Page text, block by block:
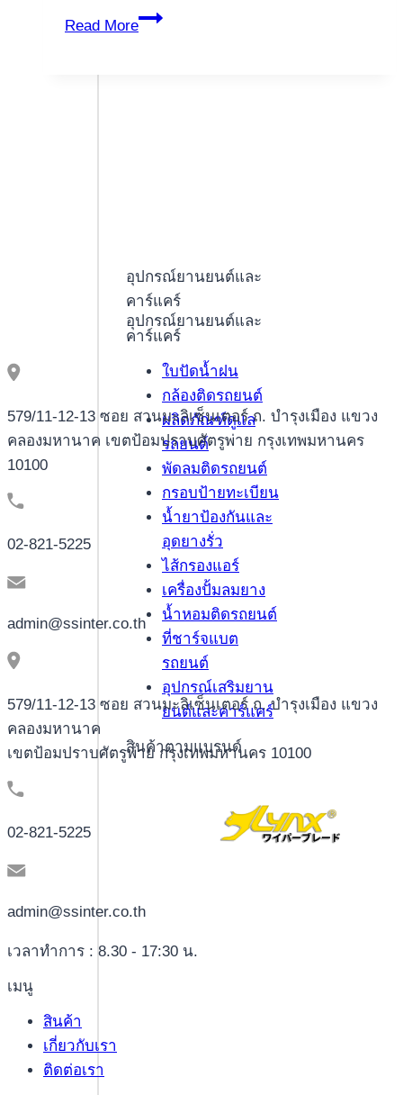
อุปกรณ์ยานยนต์และ
คาร์แคร์
อุปกรณ์ยานยนต์และ
คาร์แคร์
ใบปัดน้ำฝน
กล้องติดรถยนต์
ผลิตภัณฑ์ดูแล
รถยนต์
พัดลมติดรถยนต์
กรอบป้ายทะเบียน
น้ำยาป้องกันและ
อุดยางรั่ว
ไส้กรองแอร์
เครื่องปั้มลมยาง
น้ำหอมติดรถยนต์
ที่ชาร์จแบต
รถยนต์
อุปกรณ์เสริมยาน
ยนต์และคาร์แคร์
สินค้าตามแบรนด์
Read More
Essayez-
augmenter
les
probabilites
rafler
579/11-12-13 ซอย สวนมะลิเซ็นเตอร์ ถ. บำรุงเมือง แขวง
คลองมหานาค เขตป้อมปราบศัตรูพ่าย กรุงเทพมหานคร
10100
02-821-5225
admin@ssinter.co.th
579/11-12-13 ซอย สวนมะลิเซ็นเตอร์ ถ. บำรุงเมือง แขวง
คลองมหานาค
เขตป้อมปราบศัตรูพ่าย กรุงเทพมหานคร 10100
02-821-5225
admin@ssinter.co.th
เวลาทำการ : 8.30 - 17:30 น.
เมนู
สินค้า
เกี่ยวกับเรา
ติดต่อเรา